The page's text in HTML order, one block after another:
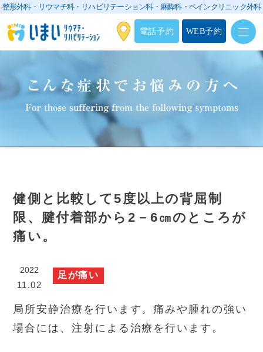
整形外科・リウマチ科・リハビリテーション科・ 麻酔科・ペインクリニック外科
電話予約 WEB予約
こんな症状でお悩みの方へ
For those suffering from the following symptoms
健側と比較して5度以上の背屈制
限、腱付着部から2－6㎝のところが
痛い。
2022
11.02
足が痛い
局所安静治療を行います。痛みや腫れの強い
場合には、注射による治療を行います。